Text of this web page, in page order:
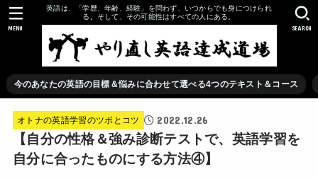
英語は、「学歴、年齢、経験」を問わず、いつからでも身につけられ
る。そして、その可能性はすべての人にある。
今のあなたの英語の目標＆悩みに合わせて選べる4つのテキスト＆コース
SEARCH
MENU
オトナの英語学習のツボとコツ 2022.12.26
【自分の性格＆強み診断テストで、英語学習を
自分に合ったものにする方法④】